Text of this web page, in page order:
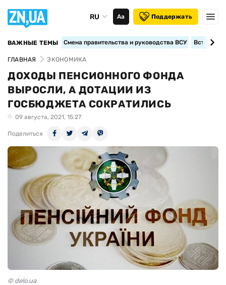
RU Аа Поддержать
ВАЖНЫЕ ТЕМЫ Смена правительства и руководства ВСУ
ГЛАВНАЯ ЭКОНОМИКА
ДОХОДЫ ПЕНСИОННОГО ФОНДА
ВЫРОСЛИ, А ДОТАЦИИ ИЗ
ГОСБЮДЖЕТА СОКРАТИЛИСЬ
09 августа, 2021, 15:27
Поделиться
© delo.ua